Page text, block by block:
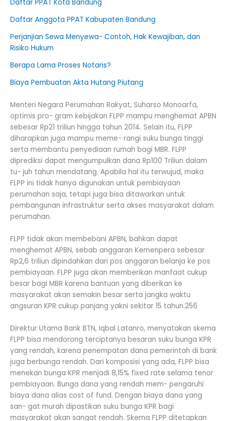
Daftar PPAT Kota Bandung
Daftar Anggota PPAT Kabupaten Bandung
Perjanjian Sewa Menyewa- Contoh, Hak Kewajiban, dan
Risiko Hukum
Berapa Lama Proses Notaris?
Biaya Pembuatan Akta Hutang Piutang
Menteri Negara Perumahan Rakyat, Suharso Monoarfa,
optimis pro- gram kebijakan FLPP mampu menghemat APBN
sebesar Rp21 triliun hingga tahun 2014. Selain itu, FLPP
diharapkan juga mampu meme- rangi suku bunga tinggi
serta membantu penyediaan rumah bagi MBR. FLPP
diprediksi dapat mengumpulkan dana Rp100 Triliun dalam
tu- juh tahun mendatang. Apabila hal itu terwujud, maka
FLPP ini tidak hanya digunakan untuk pembiayaan
perumahan saja, tetapi juga bisa ditawarkan untuk
pembangunan infrastruktur serta akses masyarakat dalam
perumahan.
FLPP tidak akan membebani APBN, bahkan dapat
menghemat APBN, sebab anggaran Kemenpera sebesar
Rp2,6 triliun dipindahkan dari pos anggaran belanja ke pos
pembiayaan. FLPP juga akan memberikan manfaat cukup
besar bagi MBR karena bantuan yang diberikan ke
masyarakat akan semakin besar serta jangka waktu
angsuran KPR cukup panjang yakni sekitar 15 tahun.256
Direktur Utama Bank BTN, Iqbal Latanro, menyatakan skema
FLPP bisa mendorong terciptanya besaran suku bunga KPR
yang rendah, karena penempatan dana pemerintah di bank
juga berbunga rendah. Dari komposisi yang ada, FLPP bisa
menekan bunga KPR menjadi 8,15% fixed rate selama tenor
pembiayaan. Bunga dana yang rendah mem- pengaruhi
biaya dana alias cost of fund. Dengan biaya dana yang
san- gat murah dipastikan suku bunga KPR bagi
masyarakat akan sangat rendah. Skema FLPP ditetapkan